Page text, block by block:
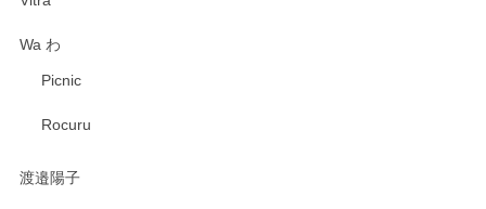
Wa わ
Picnic
Rocuru
渡邉陽子